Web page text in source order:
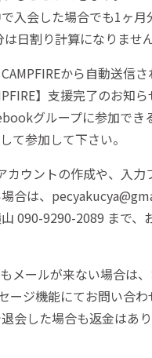
入会した場合でも1ヶ月
は日割り計算になりませ
から自動送信
】支援完了のお知
グループに参加でき
て参加して下さい。
カウントの作成や、入力
合は、
090-9290-2089 まで、
メールが来ない場合は
ージ機能にてお問い合わ
会した場合も返金はあ